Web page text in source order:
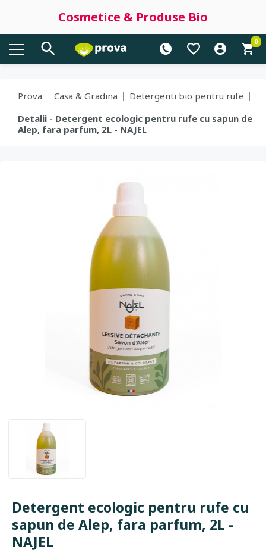
Cosmetice & Produse Bio
0
Prova Casa & Gradina
Detergenti bio pentru rufe
Detalii - Detergent ecologic pentru rufe cu sapun de
Alep, fara parfum, 2L - NAJEL
Detergent ecologic pentru rufe cu
sapun de Alep, fara parfum, 2L -
NAJEL